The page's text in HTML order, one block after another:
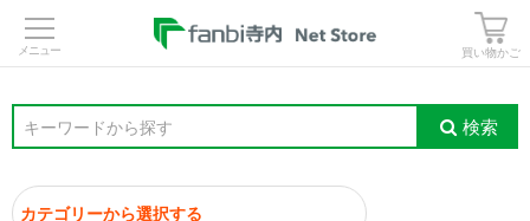
買い物かご
キーワードから探す 検索